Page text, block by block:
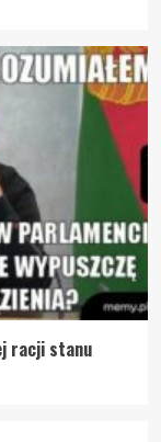
racji stanu